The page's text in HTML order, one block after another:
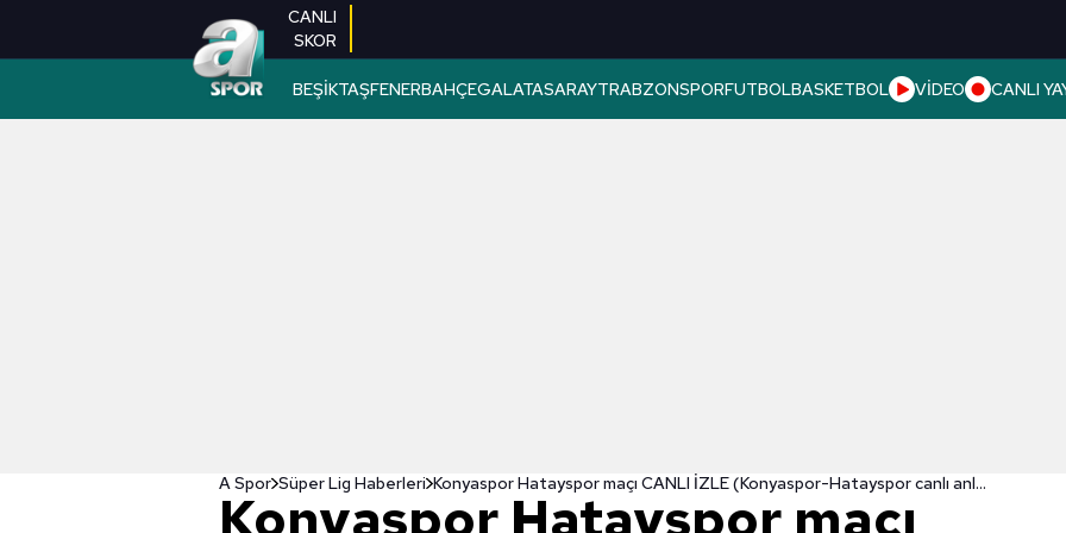
CANLI
SKOR
BEŞİKTAŞFENERBAHÇEGALATASARAYTRABZONSPORFUTBOLBASKETBOL VİDEO CANLI
A Spor Süper Lig Haberleri Konyaspor Hatayspor maçı CANLI İZLE (Konyaspor-Hatayspor canlı anlatım)
Konyaspor Hatayspor maçı